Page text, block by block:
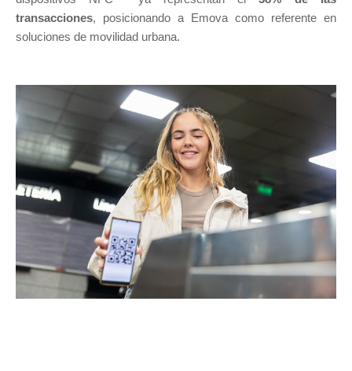
transacciones, posicionando a Emova como referente en
soluciones de movilidad urbana.